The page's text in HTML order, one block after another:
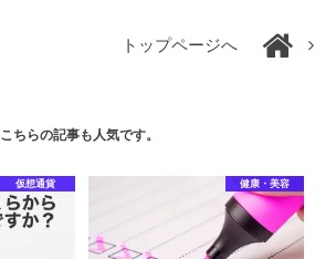
トップページへ
こちらの記事も人気です。
仮想通貨 健康・美容